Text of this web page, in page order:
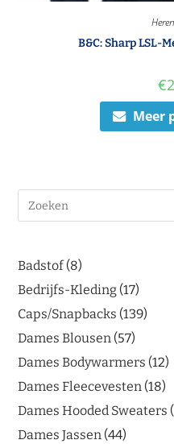
B&C: Sharp LSL-
€
Meer
Badstof 8
Bedrijfs-Kleding 17
Caps/Snapbacks 139
Dames Blousen 57
Dames Bodywarmers 12
Dames Fleecevesten 18
Dames Hooded Sweaters
Dames Jassen 44